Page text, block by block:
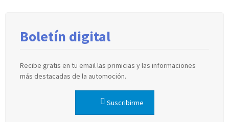
Boletín digital
Recibe gratis en tu email las primicias y las informaciones
más destacadas de la automoción.
Suscribirme